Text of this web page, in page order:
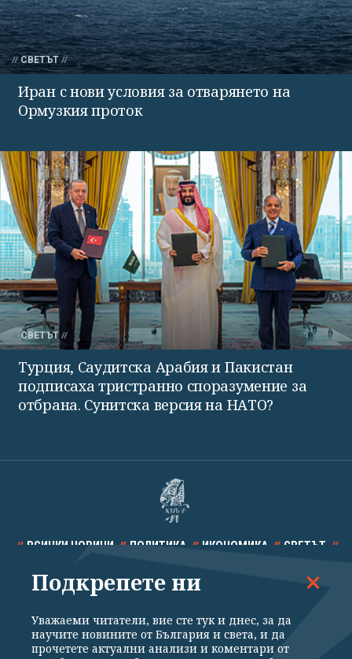
СВЕТЪТ
Иран с нови условия за отварянето на
Ормузкия проток
СВЕТЪТ
Турция, Саудитска Арабия и Пакистан
подписаха тристранно споразумение за
отбрана. Сунитска версия на НАТО?
ВСИЧКИ НОВИНИ ПОЛИТИКА ИКОНОМИКА СВЕТЪТ
СПОРТ КУЛТУРА ТЕХНОЛОГИИ КАЛЕЙДОСКОП
Подкрепете ни
Уважаеми читатели, вие сте тук и днес, за да
научите новините от България и света, и да
прочетете актуални анализи и коментари от